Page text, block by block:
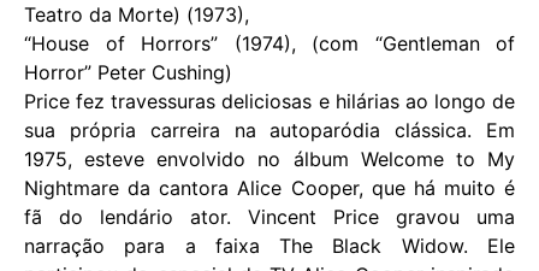
Teatro da Morte) (1973),
“House of Horrors” (1974), (com “Gentleman of
Horror” Peter Cushing)
Price fez travessuras deliciosas e hilárias ao longo de
sua própria carreira na autoparódia clássica. Em
1975, esteve envolvido no álbum Welcome to My
Nightmare da cantora Alice Cooper, que há muito é
fã do lendário ator. Vincent Price gravou uma
narração para a faixa The Black Widow. Ele